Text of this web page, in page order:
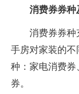
消费券券种
消费券券种
手房对家装的
种：家电消费
券。